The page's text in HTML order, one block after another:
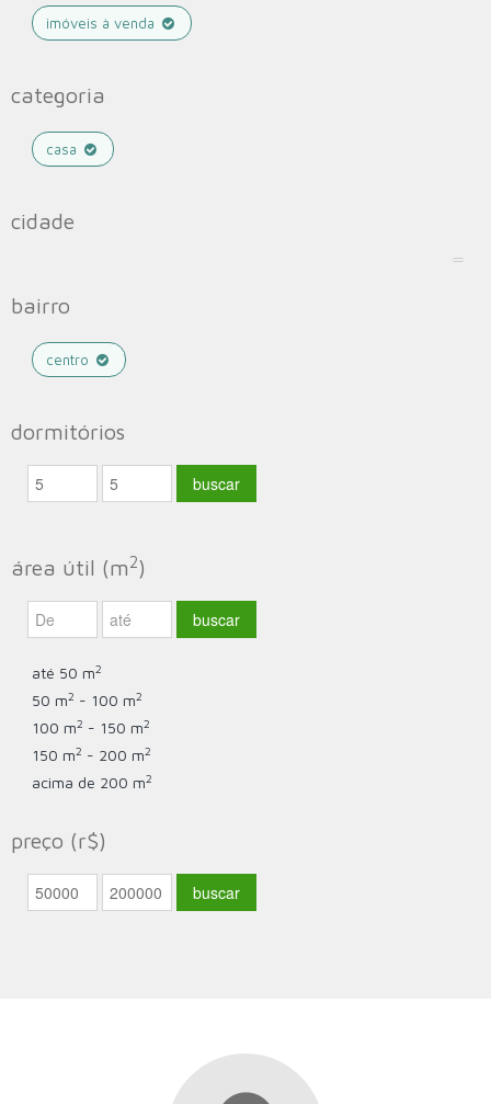
imóveis à venda
categoria
casa
cidade
bairro
centro
dormitórios
área útil (m2)
até 50 m2
50 m2 - 100 m2
100 m2 - 150 m2
150 m2 - 200 m2
acima de 200 m2
preço (r$)